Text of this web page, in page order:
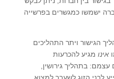
ישמשו כמגשרים בפרשייה
הגישור ויתר התהליכים
אינומגיע להכרעות
בתהליך גירושין,
לבני הזוג לשעבר למצוא